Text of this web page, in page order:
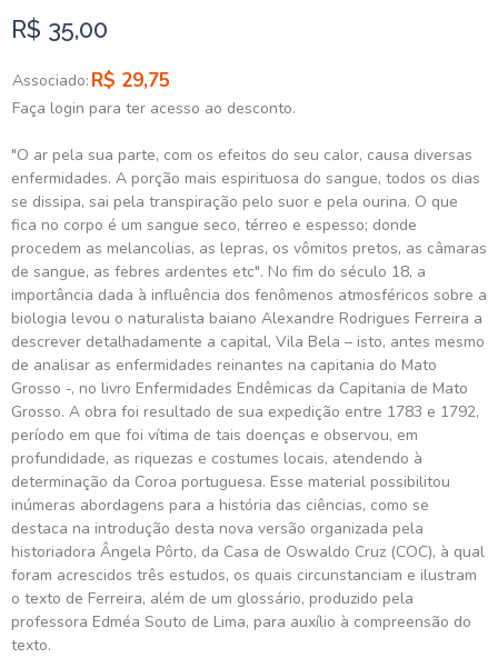
R$ 35,00
Associado: R$ 29,75
Faça login para ter acesso ao desconto.
"O ar pela sua parte, com os efeitos do seu calor, causa diversas
enfermidades. A porção mais espirituosa do sangue, todos os dias
se dissipa, sai pela transpiração pelo suor e pela ourina. O que
fica no corpo é um sangue seco, térreo e espesso; donde
procedem as melancolias, as lepras, os vômitos pretos, as câmaras
de sangue, as febres ardentes etc". No fim do século 18, a
importância dada à influência dos fenômenos atmosféricos sobre a
biologia levou o naturalista baiano Alexandre Rodrigues Ferreira a
descrever detalhadamente a capital, Vila Bela – isto, antes mesmo
de analisar as enfermidades reinantes na capitania do Mato
Grosso -, no livro Enfermidades Endêmicas da Capitania de Mato
Grosso. A obra foi resultado de sua expedição entre 1783 e 1792,
período em que foi vítima de tais doenças e observou, em
profundidade, as riquezas e costumes locais, atendendo à
determinação da Coroa portuguesa. Esse material possibilitou
inúmeras abordagens para a história das ciências, como se
destaca na introdução desta nova versão organizada pela
historiadora Ângela Pôrto, da Casa de Oswaldo Cruz (COC), à qual
foram acrescidos três estudos, os quais circunstanciam e ilustram
o texto de Ferreira, além de um glossário, produzido pela
professora Edméa Souto de Lima, para auxílio à compreensão do
texto.